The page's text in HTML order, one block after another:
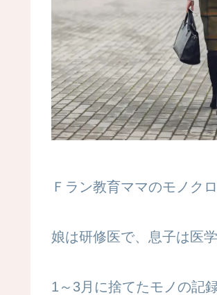
Ｆラン教育ママのモノクロ
娘は研修医で、息子は医
1～3月に捨てたモノの記録